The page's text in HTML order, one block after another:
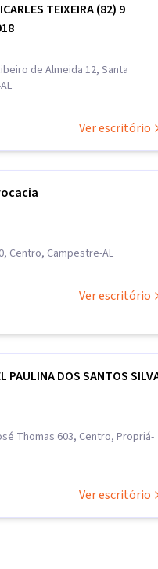
TEIXEIRA (82) 9
de Almeida 12, Santa
Ver escritório
Centro, Campestre-AL
Ver escritório
PAULINA DOS SANTOS
Thomas 603, Centro, Propriá-
Ver escritório